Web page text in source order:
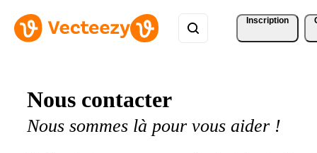
Inscription
Nous contacter
Nous sommes là pour vous aider !